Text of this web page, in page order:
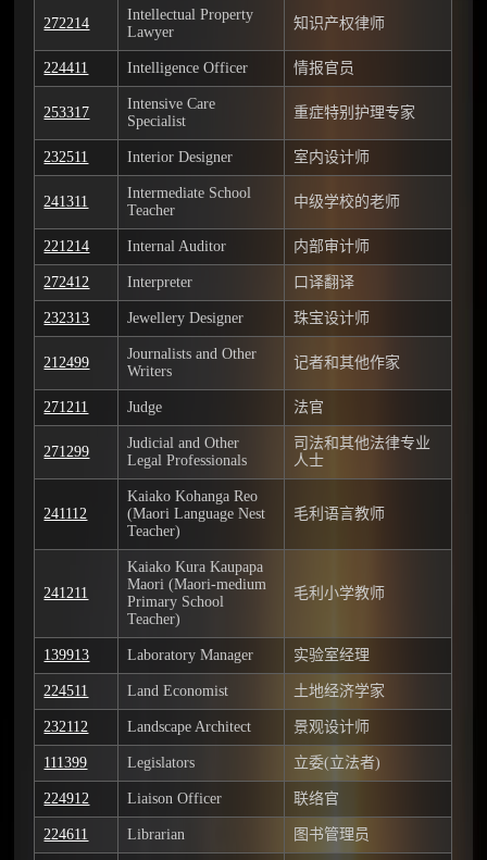
272214
Intellectual Property
Lawyer
知识产权律师
224411 Intelligence Officer 情报官员
253317
Intensive Care
Specialist
重症特别护理专家
232511 Interior Designer 室内设计师
241311
Intermediate School
Teacher
中级学校的老师
221214 Internal Auditor 内部审计师
272412 Interpreter 口译翻译
232313 Jewellery Designer 珠宝设计师
212499
Journalists and Other
Writers
记者和其他作家
271211 Judge 法官
271299
Judicial and Other
Legal Professionals
司法和其他法律专业
人士
241112
Kaiako Kohanga Reo
(Maori Language Nest
Teacher)
毛利语言教师
241211
Kaiako Kura Kaupapa
Maori (Maori-medium
Primary School
Teacher)
毛利小学教师
139913 Laboratory Manager 实验室经理
224511 Land Economist 土地经济学家
232112 Landscape Architect 景观设计师
111399 Legislators 立委(立法者)
224912 Liaison Officer 联络官
224611 Librarian 图书管理员